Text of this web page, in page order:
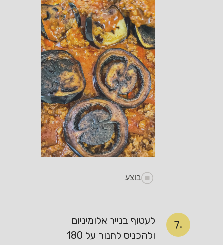
בוצע
7.
לעטוף בנייר אלומיניום
ולהכניס לתנור על 180